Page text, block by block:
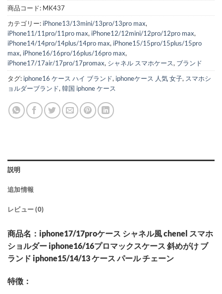
商品コード: MK437
カテゴリー: iPhone13/13mini/13pro/13pro max,
iPhone11/11pro/11pro max, iPhone12/12mini/12pro/12pro max,
iPhone14/14pro/14plus/14pro max, iPhone15/15pro/15plus/15pro
max, iPhone16/16pro/16plus/16pro max,
iPhone17/17air/17pro/17promax, シャネル スマホケース, ブランド
タグ: iphone16 ケース ハイ ブランド, iphoneケース 人気 女子, スマホシ
ョルダーブランド, 韓国 iphone ケース
説明
追加情報
レビュー (0)
商品名：iphone17/17proケース シャネル風 chenel スマホ
ショルダー iphone16/16プロマックスケース 斜めがけ ブ
ランド iphone15/14/13 ケース パール チェーン
特徴：